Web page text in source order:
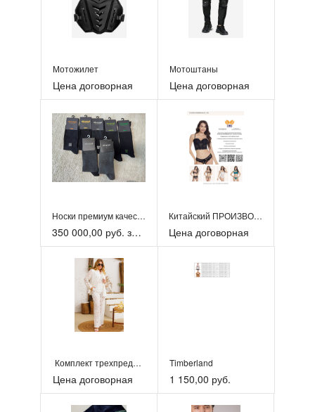
​Мотожилет
Цена договорная
​Мотоштаны
Цена договорная
Носки премиум качества 8000 пар Doppi
350 000,00 руб. за 7948пар
Китайский ПРОИЗВОДИТЕЛЬ нижнего белья и оптовый поставщик.
Цена договорная
​ Комплект трехпредметный: жакет, брюки, топ.
Цена договорная
Timberland
1 150,00 руб.